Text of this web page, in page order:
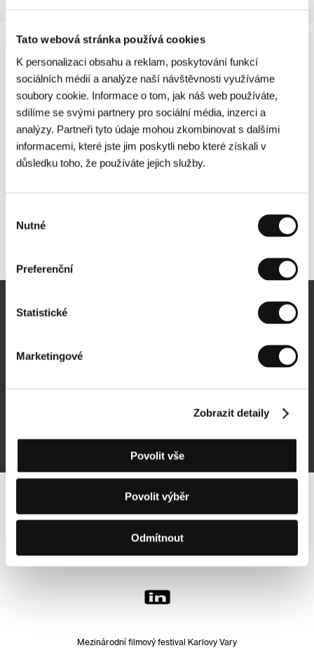
Tato webová stránka používá cookies
K personalizaci obsahu a reklam, poskytování funkcí
sociálních médií a analýze naší návštěvnosti využíváme
soubory cookie. Informace o tom, jak náš web používáte,
sdílíme se svými partnery pro sociální média, inzerci a
analýzy. Partneři tyto údaje mohou zkombinovat s dalšími
informacemi, které jste jim poskytli nebo které získali v
důsledku toho, že používáte jejich služby.
souhlasu
Nutné
Preferenční
Statistické
Marketingové
Zobrazit detaily
Povolit vše
Povolit výběr
Odmítnout
Přihlášením souhlasím sezpracováním osobních údajů
Sledujte nás na síti:
Mezinárodní filmový festival Karlovy Vary